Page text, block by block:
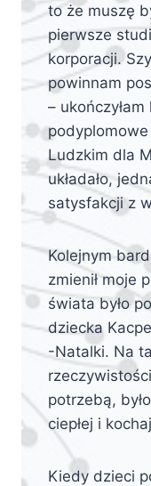
to że muszę
pierwsze
korporacji.
powinnam
–
Ludzkim dla
układało,
satysfakcji z
Kolejnym
zmienił moje
świata było
dziecka
-Natalki. Na
potrzebą,
ciepłej i
Kiedy dzieci